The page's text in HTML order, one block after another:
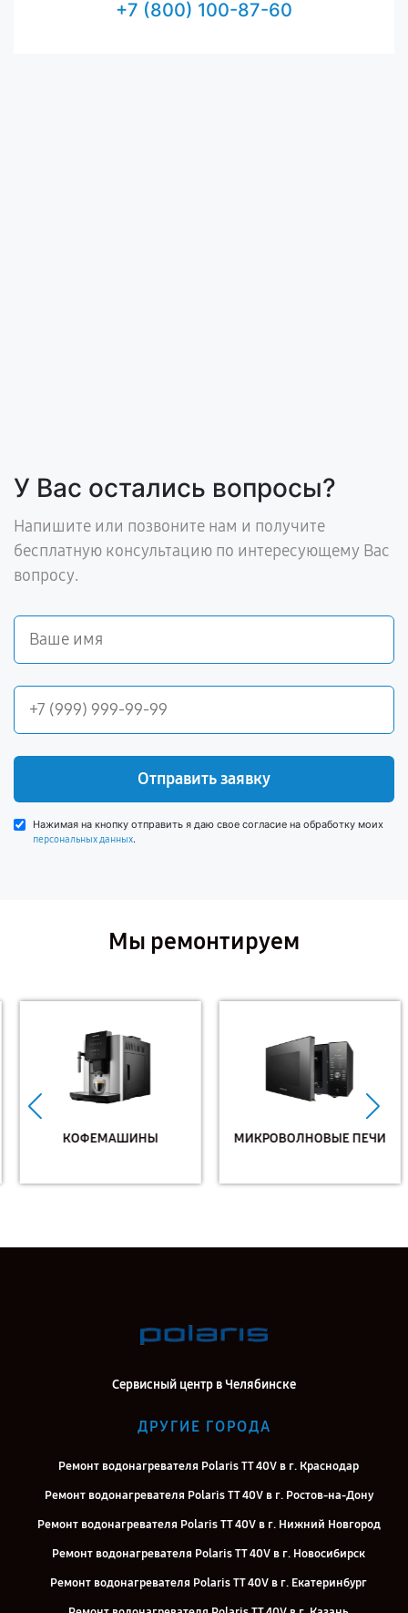
+7 (800) 100-87-60
У Вас остались вопросы?
Напишите или позвоните нам и получите
бесплатную консультацию по интересующему Вас
вопросу.
Отправить заявку
Нажимая на кнопку отправить я даю свое согласие на обработку моих
персональных данных.
Мы ремонтируем
КОФЕМАШИНЫ МИКРОВОЛНОВЫЕ ПЕЧИ
Сервисный центр в Челябинске
ДРУГИЕ ГОРОДА
Ремонт водонагревателя Polaris TT 40V в г. Краснодар
Ремонт водонагревателя Polaris TT 40V в г. Ростов-на-Дону
Ремонт водонагревателя Polaris TT 40V в г. Нижний Новгород
Ремонт водонагревателя Polaris TT 40V в г. Новосибирск
Ремонт водонагревателя Polaris TT 40V в г. Екатеринбург